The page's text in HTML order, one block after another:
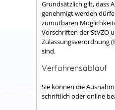
Grundsätzlich gilt, dass
genehmigt werden
zumutbaren
Vorschriften der StVZO
Zulassungsverordnung
sind.
Verfahrensablauf
Sie können die
schriftlich oder online